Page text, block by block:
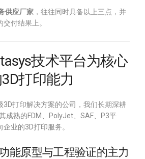
供应厂家 ，往往同时具备以上三点，并
付结果上。
技术平台为核心
打印能力
3D打印解决方案的公司，我们长期深耕
成熟的FDM、PolyJet、SAF、P3平
业的3D打印服务。
能原型与工程验证的主力